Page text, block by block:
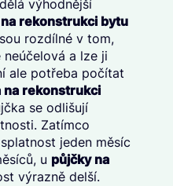
výhodnější
na rekonstrukci bytu
rozdílné v tom,
a lze ji
ale potřeba počítat
na rekonstrukci
se odlišují
Zatímco
jeden měsíc
u půjčky na
výrazně delší.